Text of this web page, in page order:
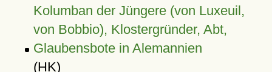
Kolumban der Jüngere (von Luxeuil,
von Bobbio), Klostergründer, Abt,
Glaubensbote in Alemannien
(HK)